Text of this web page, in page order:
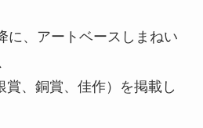
、アートベースしまねい
、銅賞、佳作）を掲載し